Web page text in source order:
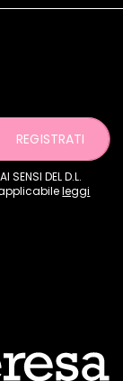
REGISTRATI
SENSI DEL D.L.
applicabileleggi